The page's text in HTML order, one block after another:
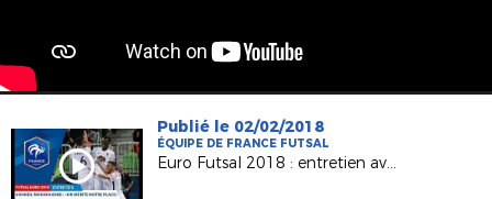
Publié le 02/02/2018
ÉQUIPE DE FRANCE FUTSAL
Euro Futsal 2018 : entretien avec Souheil Mouhoudine (F.C. ACCES)